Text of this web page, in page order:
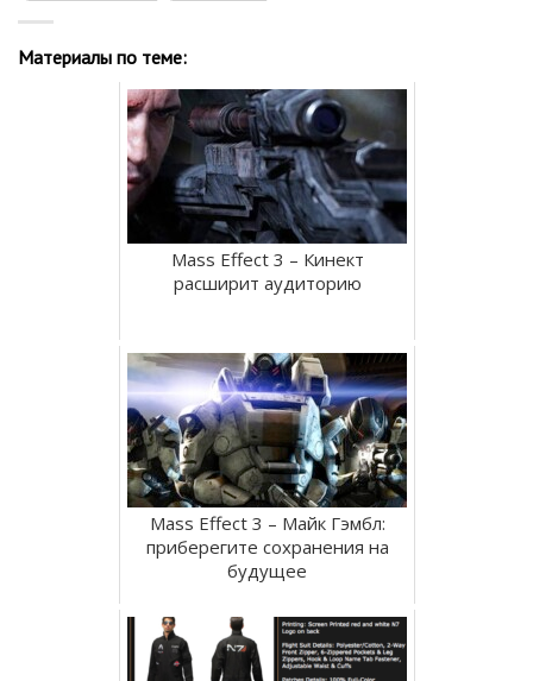
Материалы по теме:
Mass Effect 3 – Кинект
расширит аудиторию
Mass Effect 3 – Майк Гэмбл:
приберегите сохранения на
будущее